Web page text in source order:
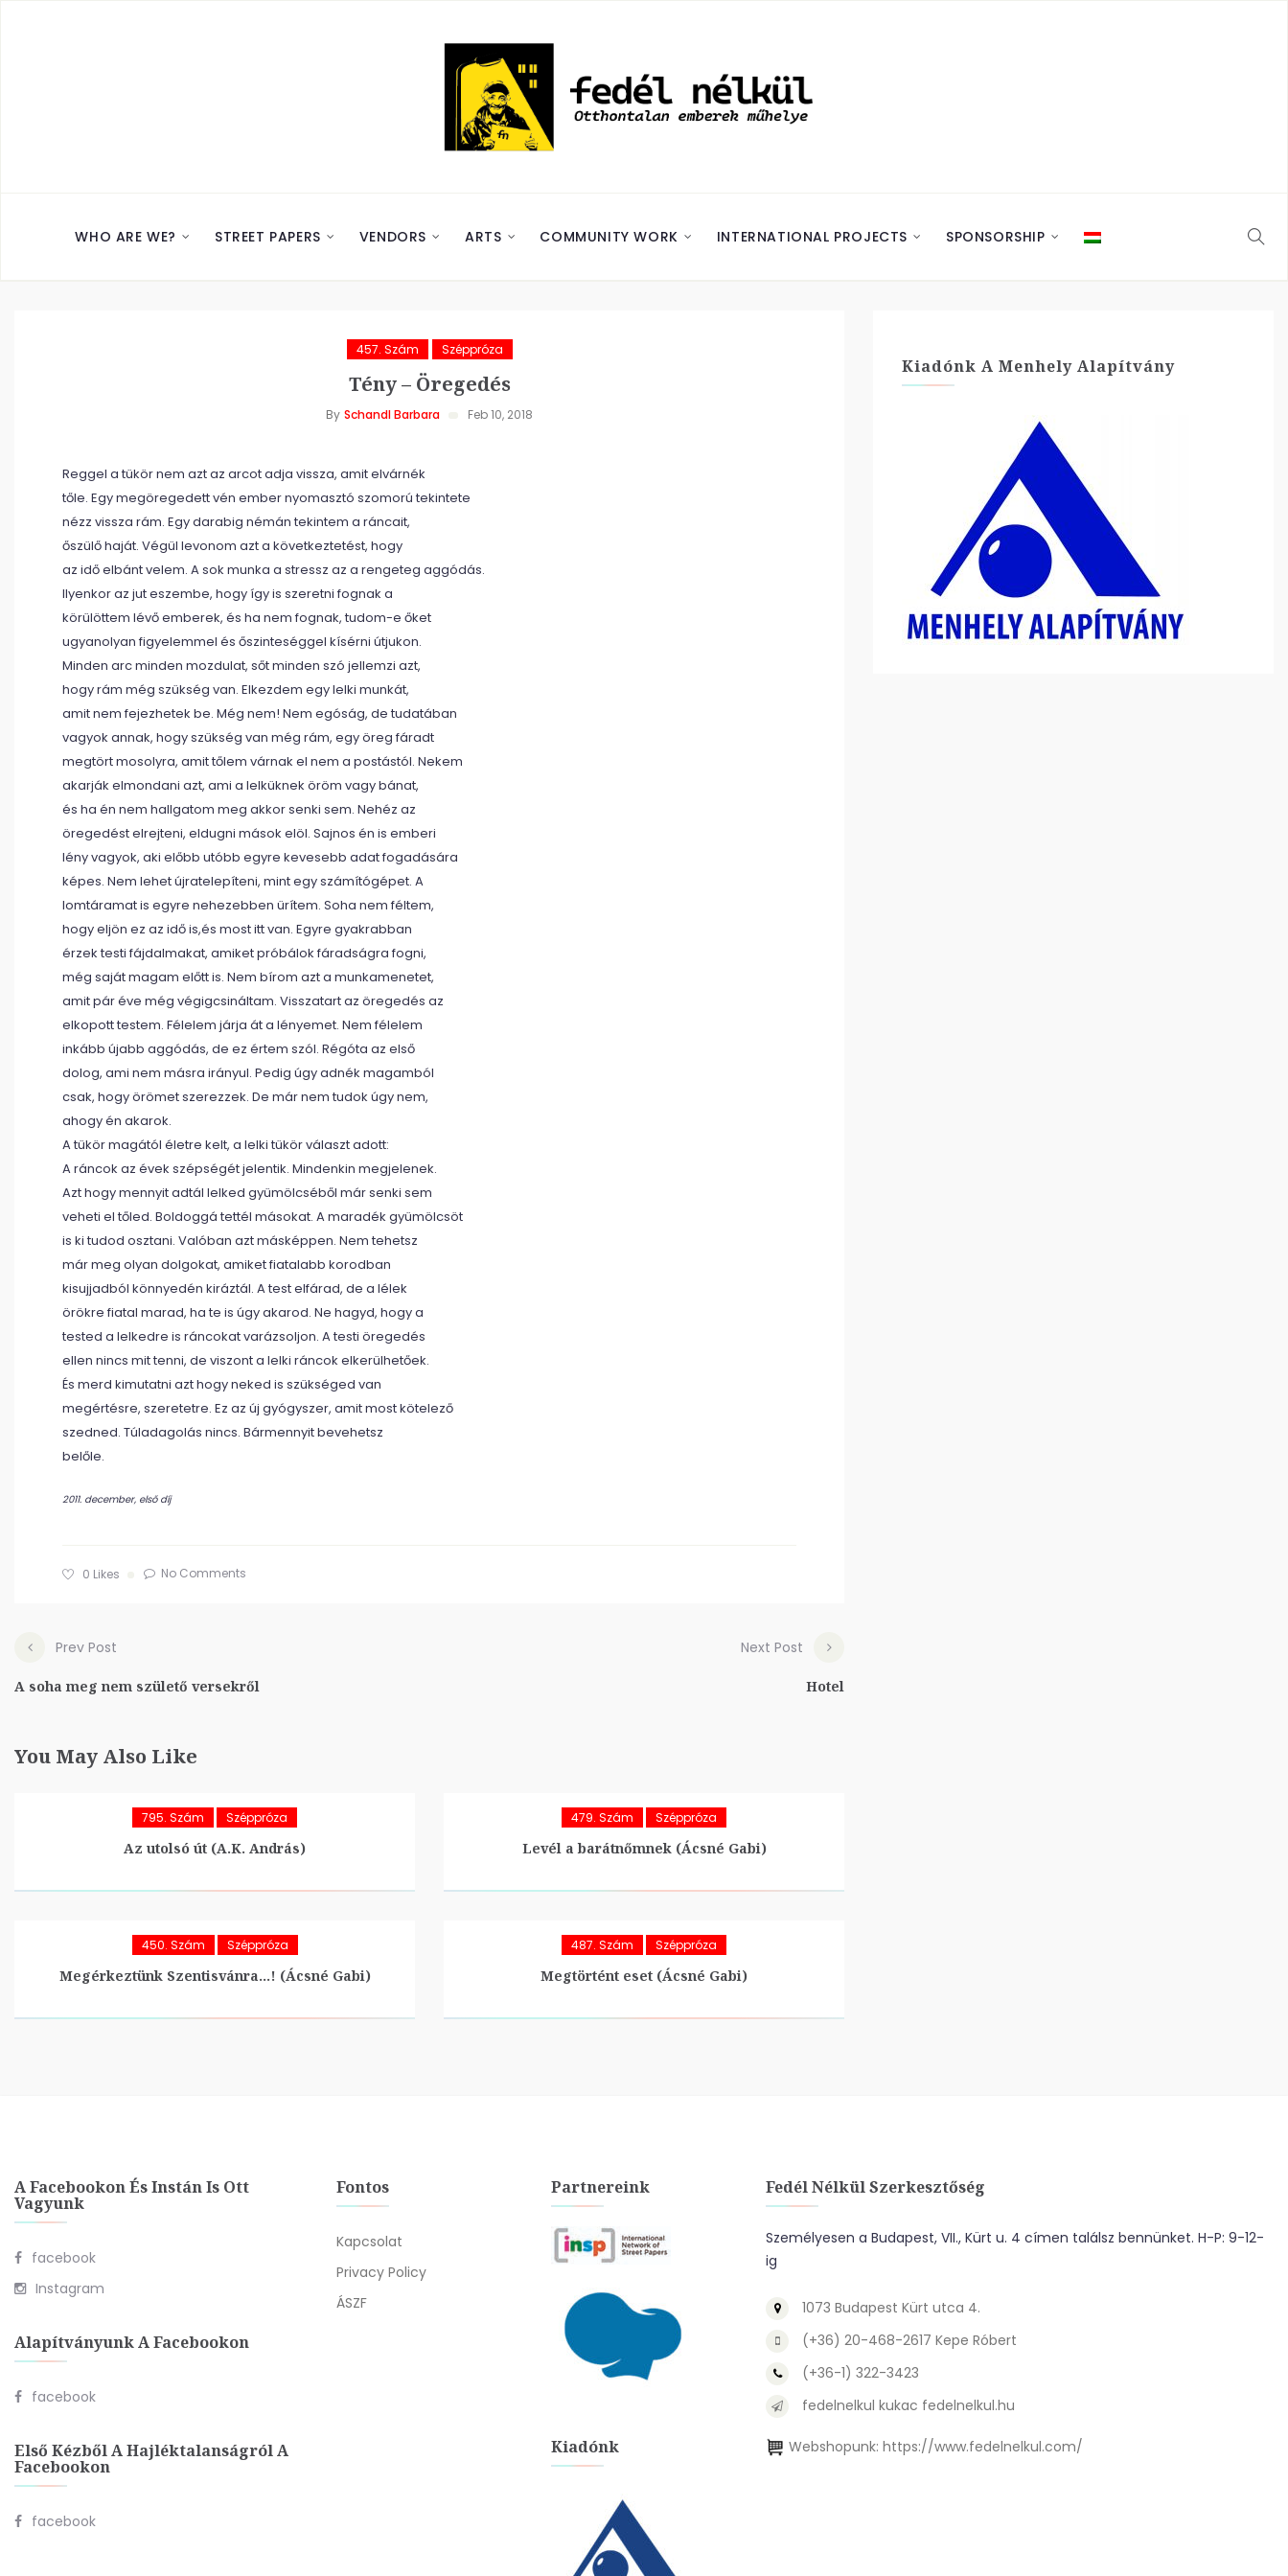
WHO ARE WE? STREET PAPERS VENDORS ARTS COMMUNITY WORK INTERNATIONAL PROJECTS SPONSORSHIP
457. Szám Széppróza
Tény – Öregedés
By Schandl Barbara Feb 10, 2018
Reggel a tükör nem azt az arcot adja vissza, amit elvárnék
tőle. Egy megöregedett vén ember nyomasztó szomorú tekintete
nézz vissza rám. Egy darabig némán tekintem a ráncait,
őszülő haját. Végül levonom azt a következtetést, hogy
az idő elbánt velem. A sok munka a stressz az a rengeteg aggódás.
Ilyenkor az jut eszembe, hogy így is szeretni fognak a
körülöttem lévő emberek, és ha nem fognak, tudom-e őket
ugyanolyan figyelemmel és őszinteséggel kísérni útjukon.
Minden arc minden mozdulat, sőt minden szó jellemzi azt,
hogy rám még szükség van. Elkezdem egy lelki munkát,
amit nem fejezhetek be. Még nem! Nem egóság, de tudatában
vagyok annak, hogy szükség van még rám, egy öreg fáradt
megtört mosolyra, amit tőlem várnak el nem a postástól. Nekem
akarják elmondani azt, ami a lelküknek öröm vagy bánat,
és ha én nem hallgatom meg akkor senki sem. Nehéz az
öregedést elrejteni, eldugni mások elöl. Sajnos én is emberi
lény vagyok, aki előbb utóbb egyre kevesebb adat fogadására
képes. Nem lehet újratelepíteni, mint egy számítógépet. A
lomtáramat is egyre nehezebben ürítem. Soha nem féltem,
hogy eljön ez az idő is,és most itt van. Egyre gyakrabban
érzek testi fájdalmakat, amiket próbálok fáradságra fogni,
még saját magam előtt is. Nem bírom azt a munkamenetet,
amit pár éve még végigcsináltam. Visszatart az öregedés az
elkopott testem. Félelem járja át a lényemet. Nem félelem
inkább újabb aggódás, de ez értem szól. Régóta az első
dolog, ami nem másra irányul. Pedig úgy adnék magamból
csak, hogy örömet szerezzek. De már nem tudok úgy nem,
ahogy én akarok.
A tükör magától életre kelt, a lelki tükör választ adott:
A ráncok az évek szépségét jelentik. Mindenkin megjelenek.
Azt hogy mennyit adtál lelked gyümölcséből már senki sem
veheti el tőled. Boldoggá tettél másokat. A maradék gyümölcsöt
is ki tudod osztani. Valóban azt másképpen. Nem tehetsz
már meg olyan dolgokat, amiket fiatalabb korodban
kisujjadból könnyedén kiráztál. A test elfárad, de a lélek
örökre fiatal marad, ha te is úgy akarod. Ne hagyd, hogy a
tested a lelkedre is ráncokat varázsoljon. A testi öregedés
ellen nincs mit tenni, de viszont a lelki ráncok elkerülhetőek.
És merd kimutatni azt hogy neked is szükséged van
megértésre, szeretetre. Ez az új gyógyszer, amit most kötelező
szedned. Túladagolás nincs. Bármennyit bevehetsz
belőle.
2011. december, első díj
0 Likes No Comments
Prev Post
A soha meg nem születő versekről
Next Post
Hotel
You May Also Like
795. Szám Széppróza
Az utolsó út (A.K. András)
479. Szám Széppróza
Levél a barátnőmnek (Ácsné Gabi)
450. Szám Széppróza
Megérkeztünk Szentisvánra…! (Ácsné Gabi)
487. Szám Széppróza
Megtörtént eset (Ácsné Gabi)
Kiadónk A Menhely Alapítvány
A Facebookon És Instán Is Ott
Vagyunk
facebook
Instagram
Alapítványunk A Facebookon
facebook
Első Kézből A Hajléktalanságról A
Facebookon
facebook
Fontos
Kapcsolat
Privacy Policy
ÁSZF
Partnereink
Kiadónk
Fedél Nélkül Szerkesztőség
Személyesen a Budapest, VII., Kürt u. 4 címen találsz bennünket. H-P: 9-12-
ig
1073 Budapest Kürt utca 4.
(+36) 20-468-2617 Kepe Róbert
(+36-1) 322-3423
fedelnelkul kukac fedelnelkul.hu
Webshopunk: https://www.fedelnelkul.com/